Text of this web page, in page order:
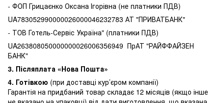
- ФОП Грицаєнко Оксана Ігорівна (не платники ПДВ)
UA783052990000026000046232783 АТ "ПРИВАТБАНК"
- ТОВ Готель-Сервіс Україна" (платники ПДВ)
UA263808050000000026006356949 ПрАТ "РАЙФФАЙЗЕН
БАНК"
3. Післяплата «Нова Пошта»
4. Готівкою (при доставці кур’єром компанії)
Гарантія на придбаний товар складає 12 місяців (якщо інше